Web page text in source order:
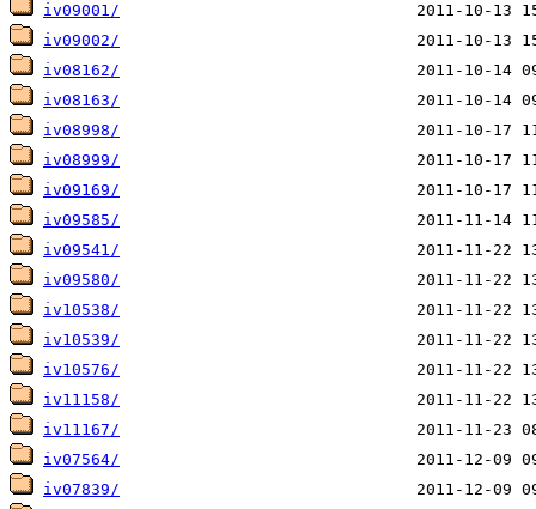
iv09001/
iv09002/
iv08162/
iv08163/
iv08998/
iv08999/
iv09169/
iv09585/
iv09541/
iv09580/
iv10538/
iv10539/
iv10576/
iv11158/
iv11167/
iv07564/
iv07839/